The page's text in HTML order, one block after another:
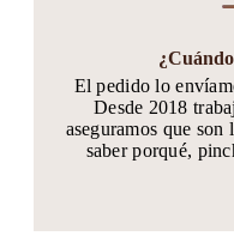
El pedido lo
Desde 2018
aseguramos que
saber porqué,